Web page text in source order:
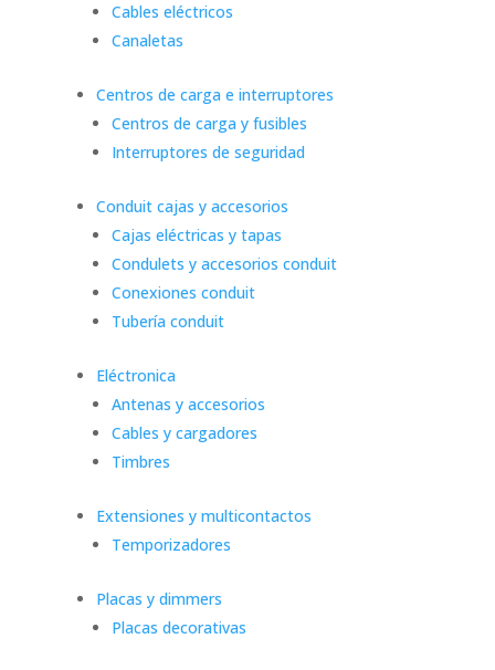
Cables eléctricos
Canaletas
Centros de carga e interruptores
Centros de carga y fusibles
Interruptores de seguridad
Conduit cajas y accesorios
Cajas eléctricas y tapas
Condulets y accesorios conduit
Conexiones conduit
Tubería conduit
Eléctronica
Antenas y accesorios
Cables y cargadores
Timbres
Extensiones y multicontactos
Temporizadores
Placas y dimmers
Placas decorativas